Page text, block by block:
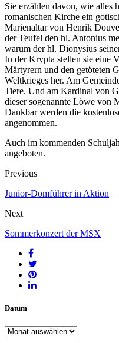
Sie erzählen davon, wie alles
romanischen Kirche ein
Marienaltar von Henrik
der Teufel den hl. Antonius
warum der hl. Dionysius
In der Krypta stellen sie eine
Märtyrern und den getöteten
Weltkrieges her. Am
Tiere. Und am Kardinal von
dieser sogenannte Löwe von
Dankbar werden die
angenommen.
Auch im kommenden
angeboten.
Previous
Junior-Domführer in Aktion
Next
Sommerkonzert der MSX
Datum
Datum